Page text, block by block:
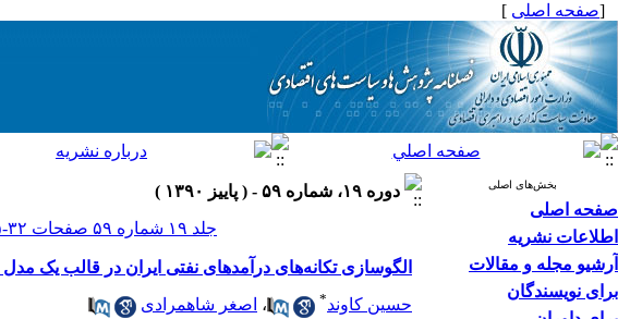
[صفحه اصلی ]
بخش‌های اصلی
صفحه اصلی
اطلاعات نشریه
آرشیو مجله و مقالات
برای نویسندگان
دوره ۱۹، شماره ۵۹ - ( پاییز ۱۳۹۰ )
جلد ۱۹ شماره ۵۹ صفحات ۳۲-۵
الگوسازی تکانه‌های درآمدهای نفتی ایران در قالب یک مدل
حسین کاوند* ، اصغر شاهمرادی